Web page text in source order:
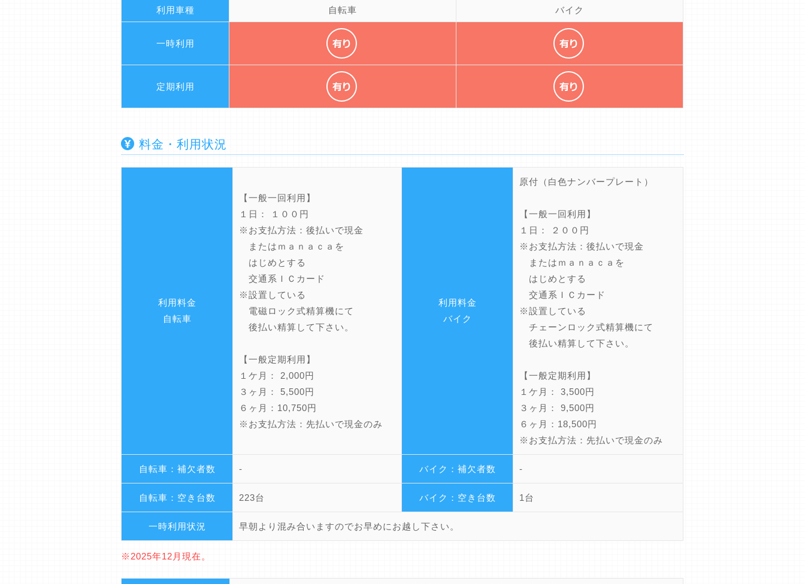
利用車種 自転車 バイク
一時利用
定期利用
料金・利用状況
利用料金
自転車
【一般一回利用】
１日： １００円
※お支払方法：後払いで現金
またはｍａｎａｃａを
はじめとする
交通系ＩＣカード
※設置している
電磁ロック式精算機にて
後払い精算して下さい。
【一般定期利用】
１ケ月： 2,000円
３ヶ月： 5,500円
６ヶ月：10,750円
※お支払方法：先払いで現金のみ
利用料金
バイク
原付（白色ナンバープレート）
【一般一回利用】
１日： ２００円
※お支払方法：後払いで現金
またはｍａｎａｃａを
はじめとする
交通系ＩＣカード
※設置している
チェーンロック式精算機にて
後払い精算して下さい。
【一般定期利用】
１ケ月： 3,500円
３ヶ月： 9,500円
６ヶ月：18,500円
※お支払方法：先払いで現金のみ
自転車：補欠者数 - バイク：補欠者数 -
自転車：空き台数 223台 バイク：空き台数 1台
一時利用状況 早朝より混み合いますのでお早めにお越し下さい。
※2025年12月現在。